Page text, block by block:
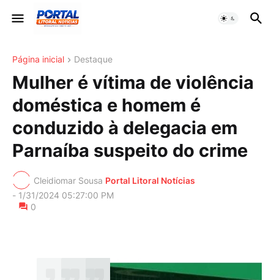
Página inicial Destaque
Mulher é vítima de violência
doméstica e homem é
conduzido à delegacia em
Parnaíba suspeito do crime
Cleidiomar Sousa Portal Litoral Notícias
- 1/31/2024 05:27:00 PM
0